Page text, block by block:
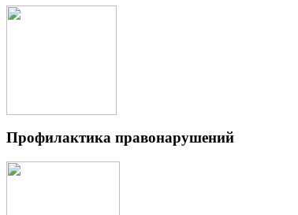
Профилактика правонарушений